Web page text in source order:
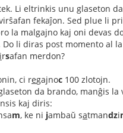
Li eltrinkis unu glaseton
fekaĵon. Sed plue li
la malgajno kaj oni devas
li diras post momento al la
irsafan merdon?
ci regajnoc 100 zlotojn.
da brando, manĝis la
kaj diris:
m, ke ni jambaŭ satmandzi